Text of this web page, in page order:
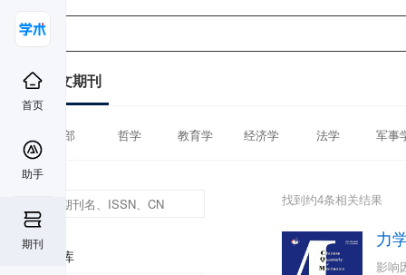
首页
助手
期刊
中文期刊
全部 哲学 教育学 经济学 法学 军事
数据库
找到约4条相关结果
力
影响